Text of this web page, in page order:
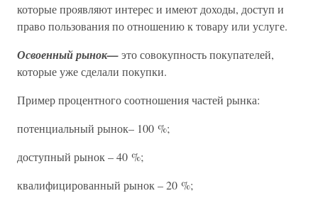
которые проявляют интерес и имеют доходы, доступ и
право пользования по отношению к товару или услуге.
Освоенный рынок—это совокупность покупателей,
которые уже сделали покупки.
Пример процентного соотношения частей рынка:
потенциальный рынок– 100 %;
доступный рынок – 40 %;
квалифицированный рынок – 20 %;